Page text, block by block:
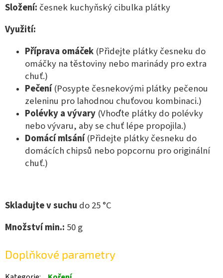
Složení: česnek kuchyňský cibulka plátky
Využití:
Příprava omáček (Přidejte plátky česneku do
omáčky na těstoviny nebo marinády pro extra
chuť.)
Pečení(Posypte česnekovými plátky pečenou
zeleninu pro lahodnou chuťovou kombinaci.)
Polévky a vývary (Vhoďte plátky do polévky
nebo vývaru, aby se chuť lépe propojila.)
Domácí mlsání(Přidejte plátky česneku do
domácích chipsů nebo popcornu pro originální
chuť.)
Skladujte v suchu do 25 °C
Množství min.: 50 g
Doplňkové parametry